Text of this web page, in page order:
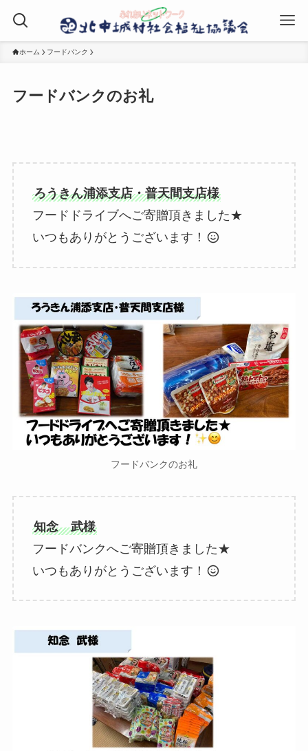
ホーム フードバンク
フードバンクのお礼
ろうきん浦添支店・普天間支店様
フードドライブへご寄贈頂きました★
いつもありがとうございます！
フードバンクのお礼
知念 武様
フードバンクへご寄贈頂きました★
いつもありがとうございます！